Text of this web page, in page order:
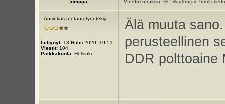
tomppa Viestin otsikko:Re: Wartburgin
Ansiokas tuotantotyöntekijä
Liittynyt:13 Huhti 2020, 19:51
Viestit:104
Paikkakunta:Helsinki
Älä muuta
perusteellinen
DDR polttoaine